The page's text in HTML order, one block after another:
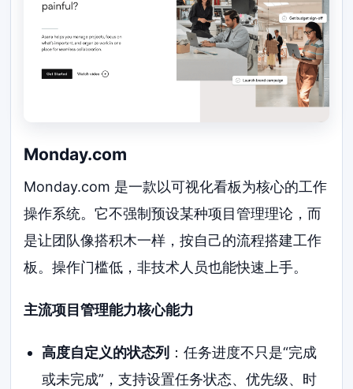
Monday.com
Monday.com 是一款以可视化看板为核心的工作
操作系统。它不强制预设某种项目管理理论，而
是让团队像搭积木一样，按自己的流程搭建工作
板。操作门槛低，非技术人员也能快速上手。
主流项目管理能力核心能力
高度自定义的状态列 ：任务进度不只是“完成
或未完成”，支持设置任务状态、优先级、时